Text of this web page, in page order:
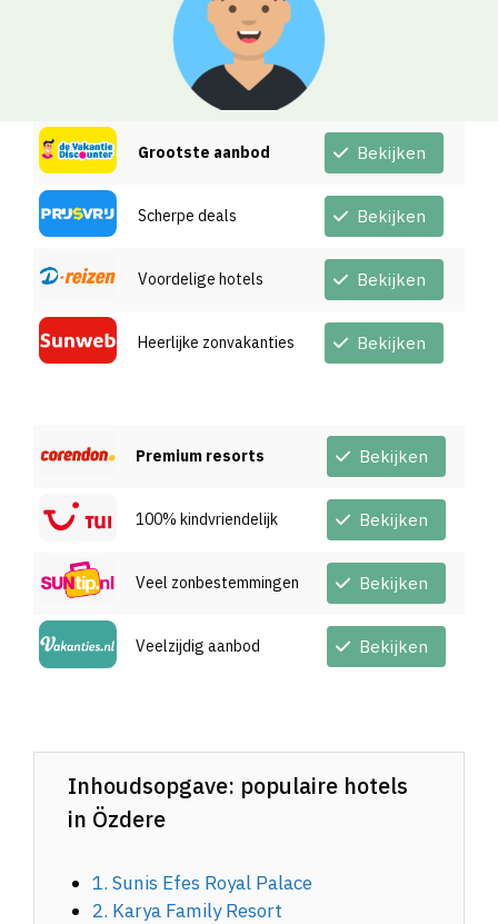
Grootste aanbod Bekijken
Scherpe deals Bekijken
Voordelige hotels Bekijken
Heerlijke zonvakanties Bekijken
Premium resorts Bekijken
100% kindvriendelijk Bekijken
Veel zonbestemmingen Bekijken
Veelzijdig aanbod Bekijken
Inhoudsopgave: populaire hotels
in Özdere
1. Sunis Efes Royal Palace
2. Karya Family Resort